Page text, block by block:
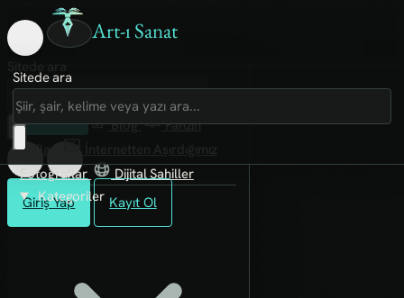
Art-ı Sanat
Giriş Yap Kayıt Ol
Sitede ara
Art-ı Sosyal
İmece
Kütüphane
Blog
Fanzin
Rafları
Fotoğraflar
Dijital Sahiller
Kategoriler